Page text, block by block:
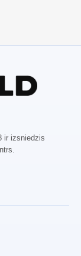
ir izsniedzis